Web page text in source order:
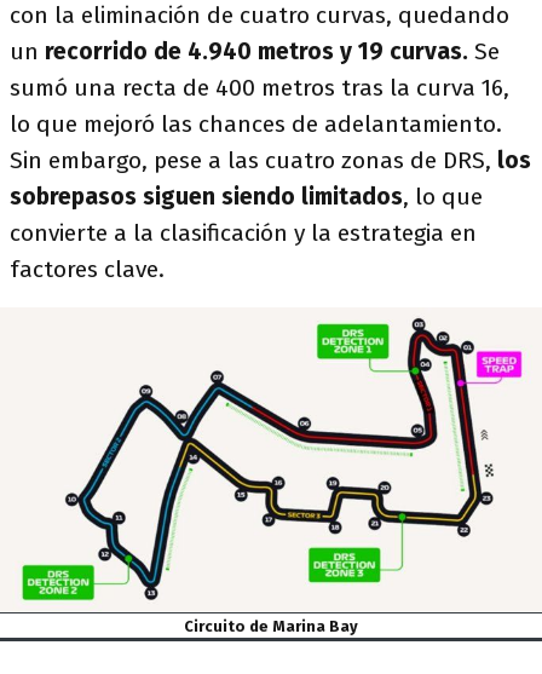
con la eliminación de cuatro curvas, quedando
un recorrido de 4.940 metros y 19 curvas. Se
sumó una recta de 400 metros tras la curva 16,
lo que mejoró las chances de adelantamiento.
Sin embargo, pese a las cuatro zonas de DRS, los
sobrepasos siguen siendo limitados, lo que
convierte a la clasificación y la estrategia en
factores clave.
Circuito de Marina Bay